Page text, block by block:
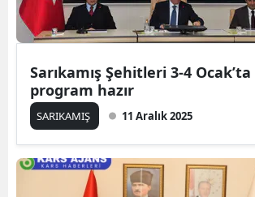
Sarıkamış Şehitleri 3-4
program hazır
SARIKAMIŞ 11 Aralık 2025